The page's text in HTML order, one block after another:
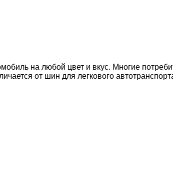
на любой цвет и вкус. Многие
от шин для легкового